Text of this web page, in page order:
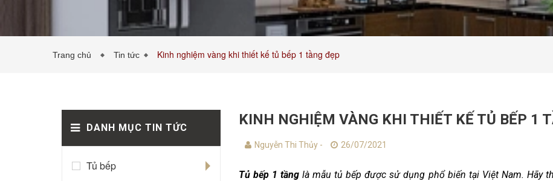
Trang chủ Tin tức Kinh nghiệm vàng khi thiết kế tủ bếp 1 tầng đẹp
DANH MỤC TIN TỨC
Tủ bếp
KINH NGHIỆM VÀNG KHI THIẾT KẾ TỦ BẾP 1
Nguyễn Thi Thủy - 26/07/2021
Tủ bếp 1 tầnglà mẫu tủ bếp được sử dụng phổ biến tại Việt Nam. Hãy